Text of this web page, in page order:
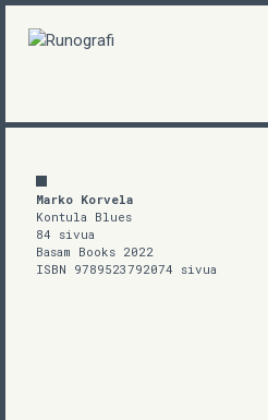
Marko Korvela
Kontula Blues
84 sivua
Basam Books 2022
ISBN 9789523792074 sivua